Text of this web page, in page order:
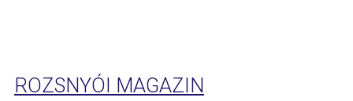
ROZSNYÓI MAGAZIN